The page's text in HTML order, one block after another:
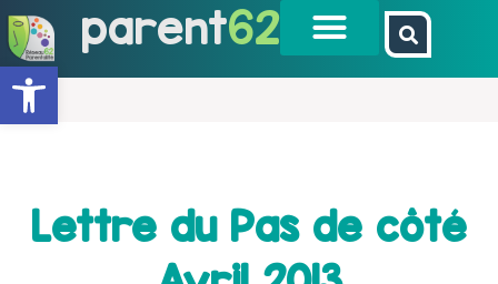
Ouvrir la barre d’outils
parent62
Lettre du Pas de côté